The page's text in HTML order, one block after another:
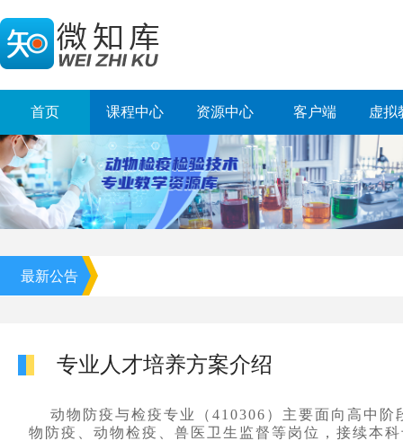
首页 课程中心 资源中心 客户端 虚拟
最新公告
专业人才培养方案介绍
动物防疫与检疫专业（410306）主要面向高中
物防疫、动物检疫、兽医卫生监督等岗位，接续本